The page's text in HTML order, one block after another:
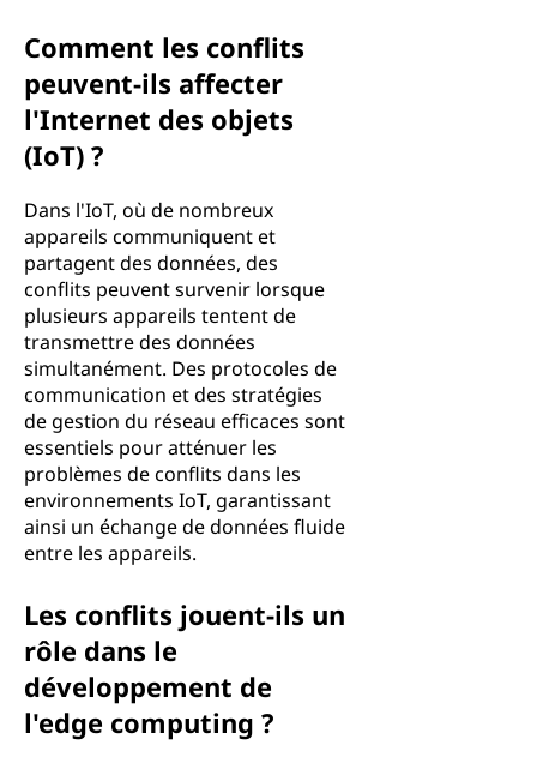
Comment les conflits
peuvent-ils affecter
l'Internet des objets
(IoT) ?
Dans l'IoT, où de nombreux
appareils communiquent et
partagent des données, des
conflits peuvent survenir lorsque
plusieurs appareils tentent de
transmettre des données
simultanément. Des protocoles de
communication et des stratégies
de gestion du réseau efficaces sont
essentiels pour atténuer les
problèmes de conflits dans les
environnements IoT, garantissant
ainsi un échange de données fluide
entre les appareils.
Les conflits jouent-ils un
rôle dans le
développement de
l'edge computing ?